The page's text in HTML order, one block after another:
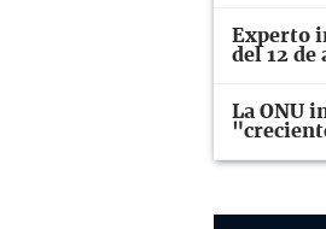
Experto
del 12 de
La ONU